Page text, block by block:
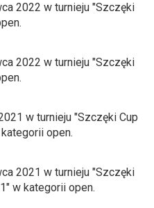
2022 w turnieju "Szczęki
2022 w turnieju "Szczęki
w turnieju "Szczęki Cup
open.
2021 w turnieju "Szczęki
w kategorii open.